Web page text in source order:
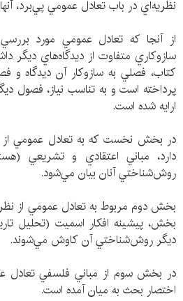
نظريه‌اي در باب تعادل عمومي پي‌برد،
از آنجا كه تعادل عمومي مورد
سازوكاري متفاوت از ديدگاه‌هاي ديگر
كتاب، فصلي به سازوكار آن ديدگاه و
پرداخته است و به تناسب نياز، فصول
ارايه شده است.
در بخش نخست كه به تعادل عمومي
دارد، مباني اعتقادي و تشريعي
روش‌شناختي آنان بيان مي‌شود.
بخش دوم مربوط به تعادل عمومي از
بخش، پيشينه افكار اسميت (تحليل
ديگر روش‌شناختي آن كاوش مي‌شوند.
در بخش سوم از مباني فلسفي تعادل
اختصار بحث به ميان آمده است.